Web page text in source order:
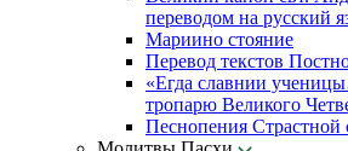
переводом на русский
Мариино стояние
Перевод текстов
«Егда славнии
тропарю Великого
Песнопения